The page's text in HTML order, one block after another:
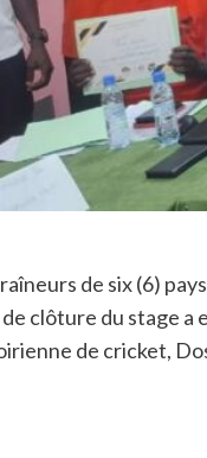
de six (6)
clôture du stage a
de cricket,